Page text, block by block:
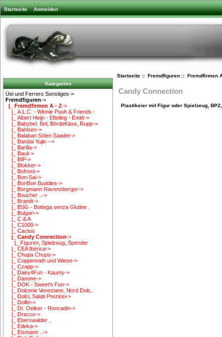
Startseite Anmelden
Kategorien
Üei und Ferrero Sonstiges->
Fremdfiguren->
|_ Fremdfirmen A - Z->
|_ A.L.C. - Winnie Puuh & Friends -
|_ Albert Heijn - Efteling - Emtè->
|_ Babybel, Bel, BördeKäse, Rupp->
|_ Bahlsen->
|_ Balaban Sölen Saadet->
|_ Bandai Yujin -->
|_ Barilla->
|_ Bauli->
|_ BIP->
|_ Blokker->
|_ Bofrost->
|_ Bon-Sai->
|_ BonBon Buddies->
|_ Borgmann Ravensberger->
|_ Boucher ..->
|_ Brandt->
|_ BSG - Bottega senza Glutine .
|_ Bulgari->
|_ C & A
|_ C1000->
|_ Cactus
|_ Candy Connection->
|_ Figuren, Spielzeug, Spender
|_ CEA Ibérica->
|_ Chupa Chups->
|_ Coppenrath und Wiese->
|_ Czapp->
|_ Dairy4Fun - Kaumy->
|_ Danone->
|_ DOK - Sweet'n Fun->
|_ Dolcerie Veneziane, Nord Dolc.
|_ Dolci, Salati Preziosi->
|_ Dolfin->
|_ Dr. Oetker - Roncadin->
|_ Dracco->
|_ Eberswalder ..
|_ Edeka->
|_ Eismann ..->
Startseite:: Fremdfiguren:: Fremdfirmen
Candy Connection
Plastikeier mit Figur oder Spielzeug,